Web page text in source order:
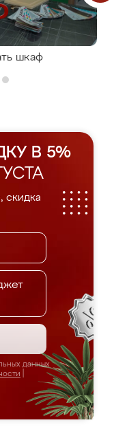
шкаф
В 5%
скидка
данных